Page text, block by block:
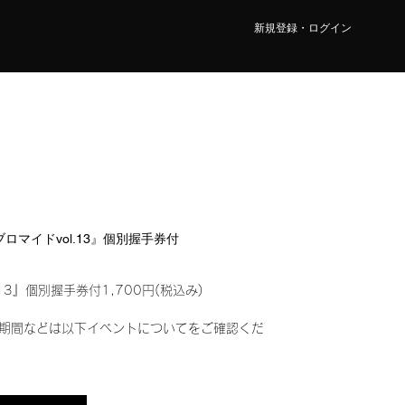
新規登録・ログイン
マイドvol.13』個別握手券付
』個別握手券付1,700円(税込み)
間などは以下イベントについてをご確認くだ